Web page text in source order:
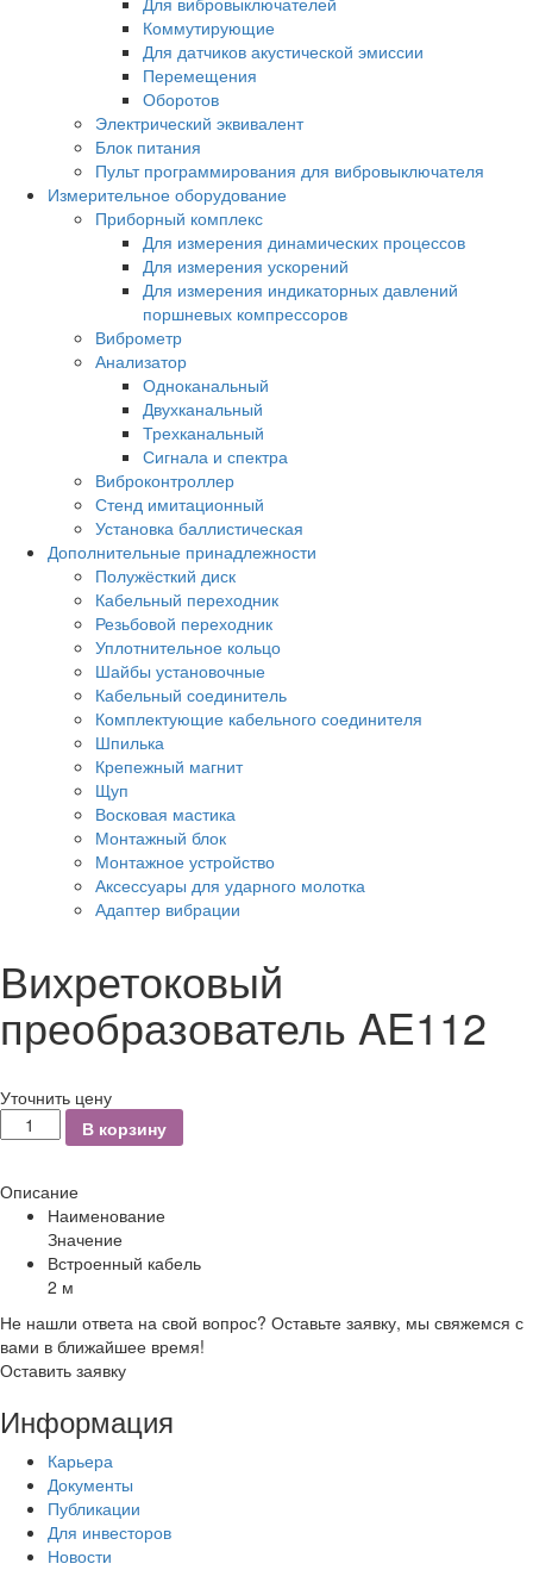
Коммутирующие
Для датчиков акустической эмиссии
Перемещения
Оборотов
Электрический эквивалент
Блок питания
Пульт программирования для вибровыключателя
Измерительное оборудование
Приборный комплекс
Для измерения динамических процессов
Для измерения ускорений
Для измерения индикаторных давлений
поршневых компрессоров
Виброметр
Анализатор
Одноканальный
Двухканальный
Трехканальный
Сигнала и спектра
Виброконтроллер
Стенд имитационный
Установка баллистическая
Дополнительные принадлежности
Полужёсткий диск
Кабельный переходник
Резьбовой переходник
Уплотнительное кольцо
Шайбы установочные
Кабельный соединитель
Комплектующие кабельного соединителя
Шпилька
Крепежный магнит
Щуп
Восковая мастика
Монтажный блок
Монтажное устройство
Аксессуары для ударного молотка
Адаптер вибрации
Вихретоковый
преобразователь AE112
Уточнить цену
КоличествоВ корзину
Описание
Наименование
Значение
Встроенный кабель
2 м
Не нашли ответа на свой вопрос? Оставьте заявку, мы свяжемся с
вами в ближайшее время!
Оставить заявку
Информация
Карьера
Документы
Публикации
Для инвесторов
Новости